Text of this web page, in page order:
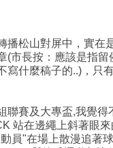
播松山對屏中，實在
(市長按：應該是指留
寫什麼稿子的..)，只
聯賽及大專盃,我覺得
站在邊繩上斜著眼
員"在場上散漫追著